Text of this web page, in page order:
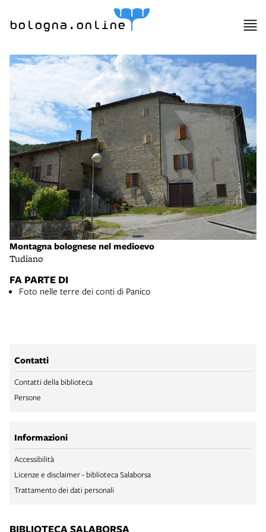
bologna.online
Montagna bolognese nel medioevo
Tudiano
FA PARTE DI
Foto nelle terre dei conti di Panico
Contatti
Contatti della biblioteca
Persone
Informazioni
Accessibilità
Licenze e disclaimer - biblioteca Salaborsa
Trattamento dei dati personali
BIBLIOTECA SALABORSA